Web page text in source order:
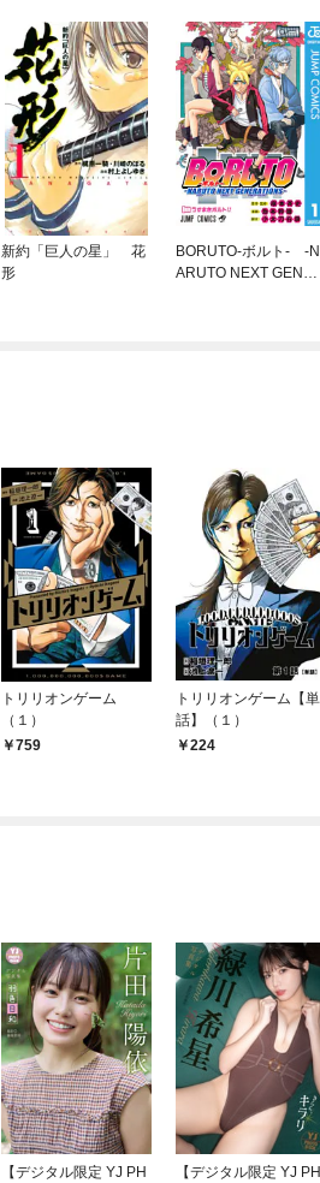
新約「巨人の星」 花
形
BORUTO-ボルト- -N
ARUTO NEXT GENER
トリリオンゲーム
（１）
759
トリリオンゲーム【単
話】（１）
224
【デジタル限定 YJ PH
【デジタル限定 YJ PH